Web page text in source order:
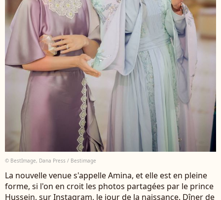
© BestImage, Dana Press / Bestimage
La nouvelle venue s'appelle Amina, et elle est en pleine
forme, si l'on en croit les photos partagées par le prince
Hussein, sur Instagram, le jour de la naissance. Dîner de